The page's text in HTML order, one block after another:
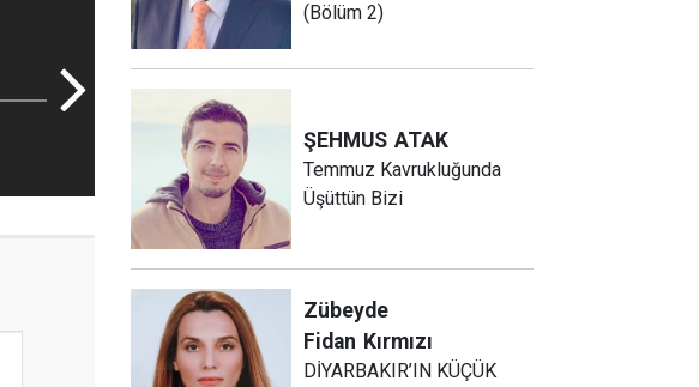
(Bölüm 2)
ŞEHMUS ATAK
Temmuz Kavrukluğunda
Üşüttün Bizi
Zübeyde
Fidan Kırmızı
DİYARBAKIR’IN KÜÇÜK